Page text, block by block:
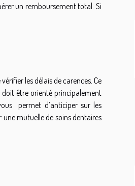
un remboursement total. Si
les délais de carences. Ce
doit être orienté principalement
permet d’anticiper sur les
une mutuelle de soins dentaires